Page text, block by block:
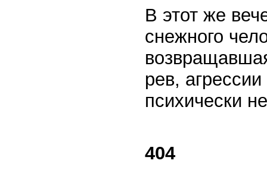
В этот же
снежного
рев,
психически
404